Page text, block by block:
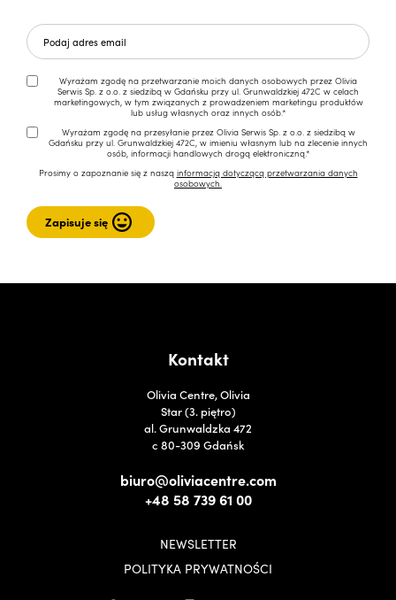
Wyrażam zgodę na przetwarzanie moich danych osobowych przez Olivia
Serwis Sp. z o.o. z siedzibą w Gdańsku przy ul. Grunwaldzkiej 472C w celach
marketingowych, w tym związanych z prowadzeniem marketingu produktów
lub usług własnych oraz innych osób.*
Wyrażam zgodę na przesyłanie przez Olivia Serwis Sp. z o.o. z siedzibą w
Gdańsku przy ul. Grunwaldzkiej 472C, w imieniu własnym lub na zlecenie innych
osób, informacji handlowych drogą elektroniczną.*
Prosimy o zapoznanie się z naszą informacją dotyczącą przetwarzania danych
osobowych.
Kontakt
Olivia Centre, Olivia
Star (3. piętro)
al. Grunwaldzka 472
c 80-309 Gdańsk
biuro@oliviacentre.com
+48 58 739 61 00
NEWSLETTER
POLITYKA PRYWATNOŚCI